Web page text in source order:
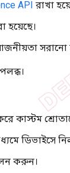
API রাখা
হয়েছে।
সরানো
কাস্টম
ডিভাইসে
করুন।